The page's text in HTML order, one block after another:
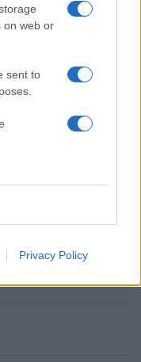
on web or
sent to
Privacy Policy
ισχύουν
Newsκαι